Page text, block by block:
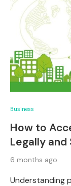
Business
How to
Legally and
6 months ago
Understanding